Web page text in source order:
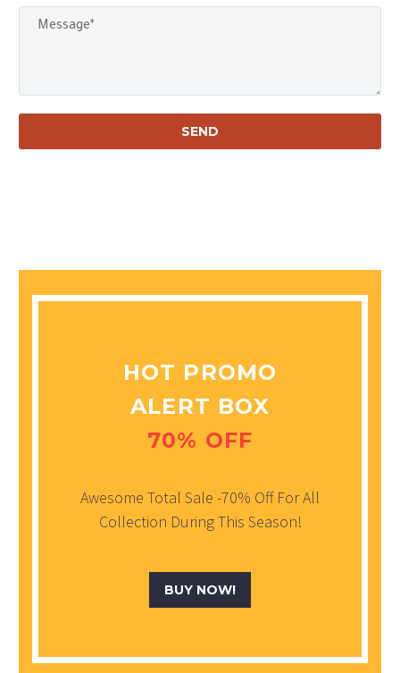
HOT PROMO
ALERT BOX
70% OFF
Awesome Total Sale -70% Off For All
Collection During This Season!
BUY NOW!